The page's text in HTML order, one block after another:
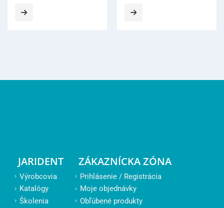
JARIDENT
Výrobcovia
Katalógy
Školenia
ZÁKAZNÍCKA ZÓNA
Prihlásenie / Registrácia
Moje objednávky
Obľúbené produkty